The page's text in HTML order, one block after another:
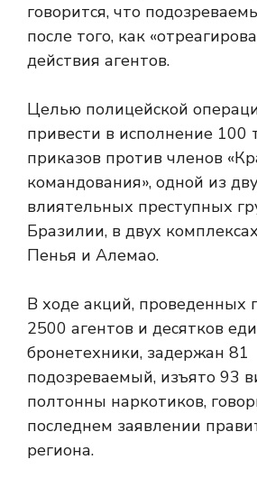
говорится, что
после того, как
действия агентов.
Целью полицейской
привести в исполнение
приказов против членов
командования», одной из
влиятельных преступных
Бразилии, в двух
Пенья и Алемао.
В ходе акций, проведенных
2500 агентов и десятков
бронетехники, задержан 81
подозреваемый, изъято 93
полтонны наркотиков,
последнем заявлении
региона.